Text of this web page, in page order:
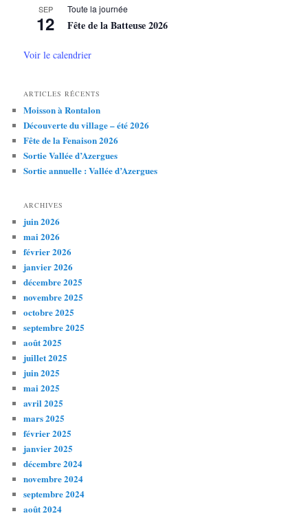
SEP
12
Toute la journée
Fête de la Batteuse 2026
Voir le calendrier
ARTICLES RÉCENTS
Moisson à Rontalon
Découverte du village – été 2026
Fête de la Fenaison 2026
Sortie Vallée d’Azergues
Sortie annuelle : Vallée d’Azergues
ARCHIVES
juin 2026
mai 2026
février 2026
janvier 2026
décembre 2025
novembre 2025
octobre 2025
septembre 2025
août 2025
juillet 2025
juin 2025
mai 2025
avril 2025
mars 2025
février 2025
janvier 2025
décembre 2024
novembre 2024
septembre 2024
août 2024